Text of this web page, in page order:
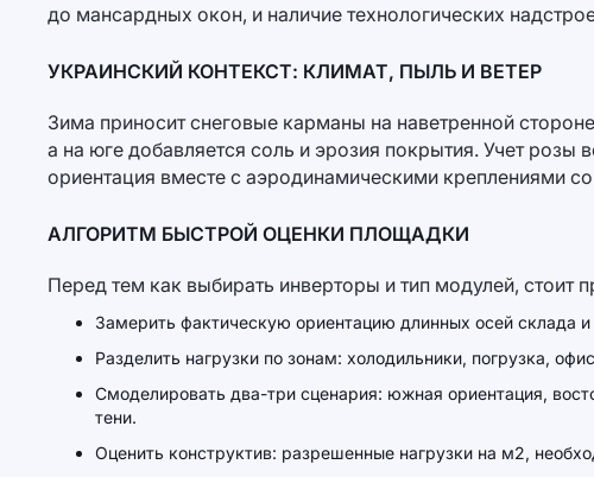
до мансардных окон, и наличие технологических
УКРАИНСКИЙ КОНТЕКСТ: КЛИМАТ, ПЫЛЬ И ВЕТЕР
Зима приносит снеговые карманы на наветренной
а на юге добавляется соль и эрозия покрытия. Учет
ориентация вместе с аэродинамическими креплениями
АЛГОРИТМ БЫСТРОЙ ОЦЕНКИ ПЛОЩАДКИ
Перед тем как выбирать инверторы и тип модулей, стоит
Замерить фактическую ориентацию длинных осей склада
Разделить нагрузки по зонам: холодильники, погрузка,
Смоделировать два-три сценария: южная ориентация,
тени.
Оценить конструктив: разрешенные нагрузки на м2,